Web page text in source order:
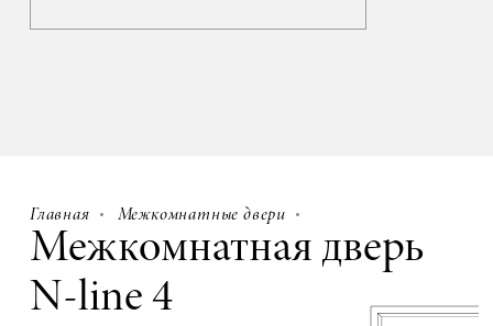
Главная Межкомнатные двери
Межкомнатная дверь
N-line 4